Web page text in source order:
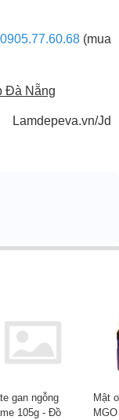
0905.77.60.68 (mua
Đà Nẵng
Lamdepeva.vn/Jd
gan ngỗng
105g - Đồ
Mật